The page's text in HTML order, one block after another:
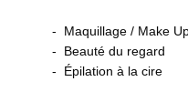
Maquillage / Make
Beauté du regard
Épilation à la cire